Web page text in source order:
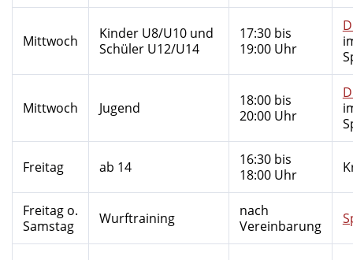
Mittwoch
Kinder U8/U10 und
Schüler U12/U14
17:30 bis
19:00 Uhr
Mittwoch Jugend
18:00 bis
20:00 Uhr
Freitag ab 14
16:30 bis
18:00 Uhr
Freitag o.
Samstag
Wurftraining
nach
Vereinbarung